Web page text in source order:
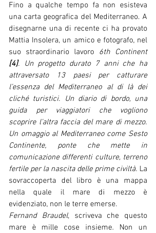
Fino a qualche tempo fa non esisteva
una carta geografica del Mediterraneo. A
disegnarne una di recente ci ha provato
Mattia Insolera, un amico e fotografo, nel
suo straordinario lavoro
6th Continent
[4]. Un progetto durato 7 anni che ha
attraversato 13 paesi per catturare
l’essenza del Mediterraneo al di là dei
cliché turistici. Un diario di bordo, una
guida per viaggiatori che vogliono
scoprire l’altra faccia del mare di mezzo.
Un omaggio al Mediterraneo come Sesto
Continente, ponte che mette in
comunicazione differenti culture, terreno
fertile per la nascita delle prime civiltà. La
sovraccoperta del libro è una mappa
nella quale il mare di mezzo è
evidenziato, non le terre emerse.
Fernand Braudel, scriveva che questo
mare è mille cose insieme. Non un